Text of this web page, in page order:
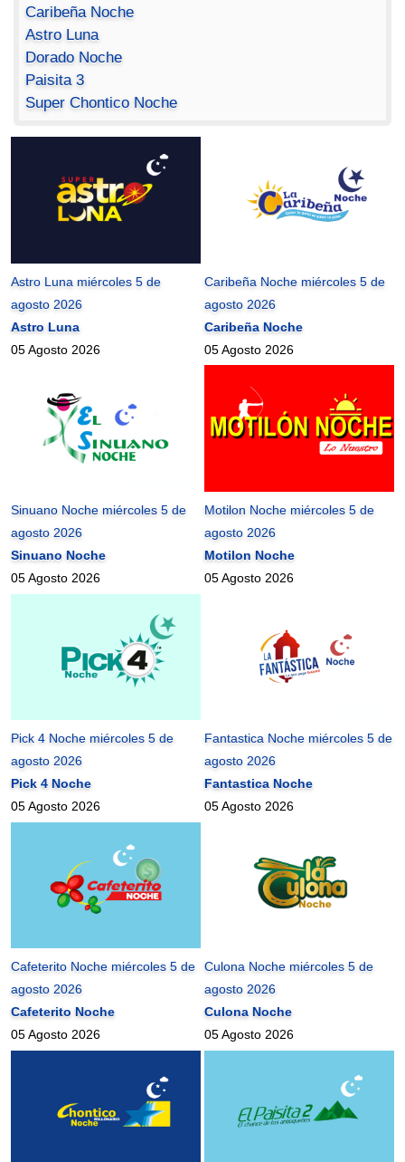
Caribeña Noche
Astro Luna
Dorado Noche
Paisita 3
Super Chontico Noche
Astro Luna miércoles 5 de
agosto 2026
Astro Luna
05 Agosto 2026
Caribeña Noche miércoles 5 de
agosto 2026
Caribeña Noche
05 Agosto 2026
Sinuano Noche miércoles 5 de
agosto 2026
Sinuano Noche
05 Agosto 2026
Motilon Noche miércoles 5 de
agosto 2026
Motilon Noche
05 Agosto 2026
Pick 4 Noche miércoles 5 de
agosto 2026
Pick 4 Noche
05 Agosto 2026
Fantastica Noche miércoles 5 de
agosto 2026
Fantastica Noche
05 Agosto 2026
Cafeterito Noche miércoles 5 de
agosto 2026
Cafeterito Noche
05 Agosto 2026
Culona Noche miércoles 5 de
agosto 2026
Culona Noche
05 Agosto 2026